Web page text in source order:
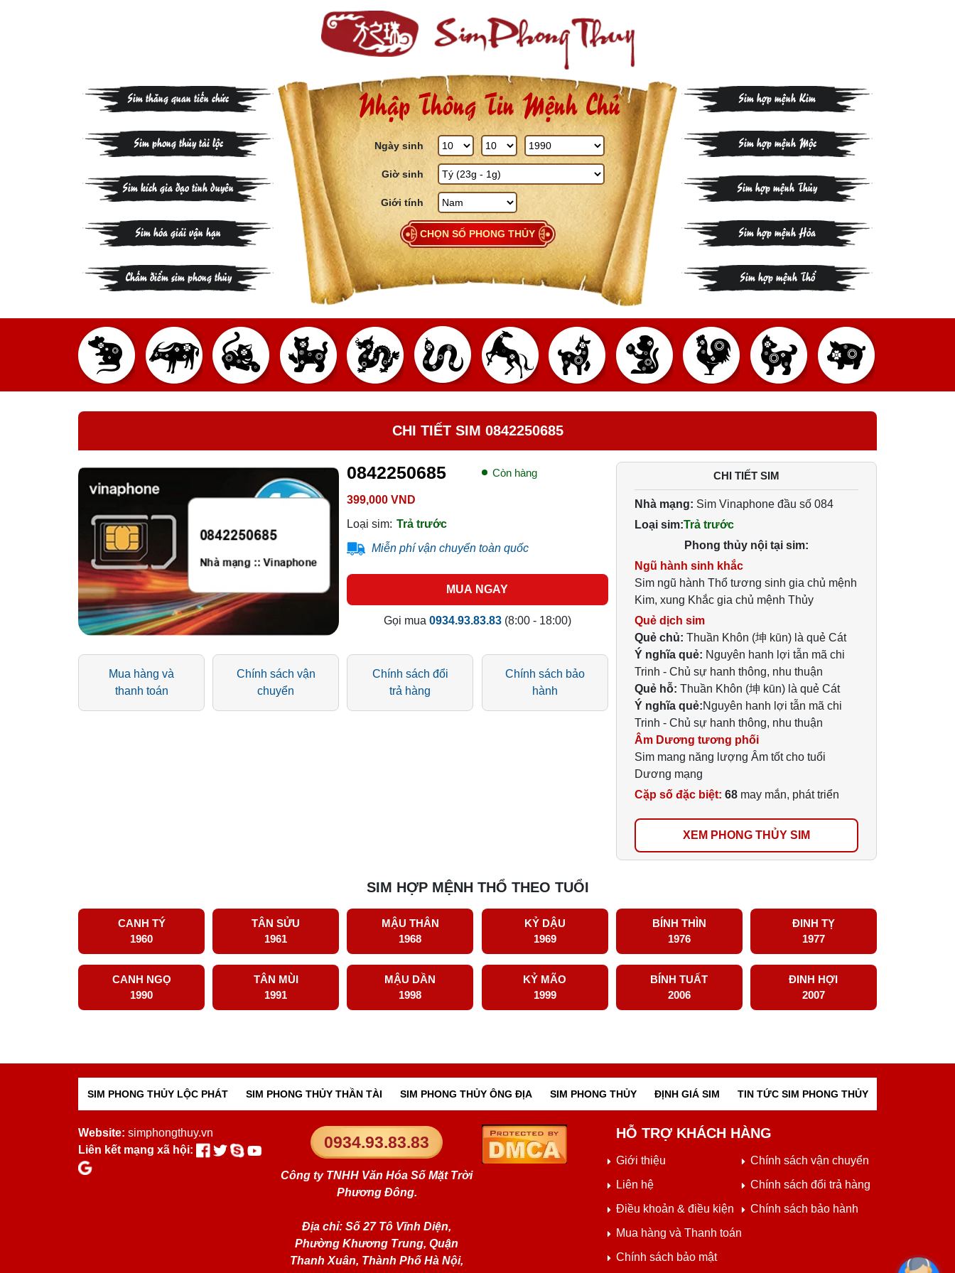
Sim thăng quan tiến chức
Sim phong thủy tài lộc
Sim kích gia đạo tình duyên
Sim hóa giải vận hạn
Chấm điểm sim phong thủy
Nhập Thông Tin Mệnh Chủ
Ngày sinh
Giờ sinh
Giới tính
CHỌN SỐ PHONG THỦY
Sim hợp mệnh Kim
Sim hợp mệnh Mộc
Sim hợp mệnh Thủy
Sim hợp mệnh Hỏa
Sim hợp mệnh Thổ
CHI TIẾT SIM 0842250685
0842250685 Còn hàng
399,000 VND
Loại sim: Trả trước
Miễn phí vận chuyển toàn quốc
MUA NGAY
Gọi mua 0934.93.83.83(8:00 - 18:00)
Mua hàng và
thanh toán
Chính sách vận
chuyển
Chính sách đổi
trả hàng
Chính sách bảo
hành
CHI TIẾT SIM
Nhà mạng: Sim Vinaphone đầu số 084
Loại sim:Trả trước
Phong thủy nội tại sim:
Ngũ hành sinh khắc
Sim ngũ hành Thổ tương sinh gia chủ mệnh
Kim, xung Khắc gia chủ mệnh Thủy
Quẻ dịch sim
Quẻ chủ: Thuần Khôn (坤 kūn) là quẻ Cát
Ý nghĩa quẻ: Nguyên hanh lợi tẫn mã chi
Trinh - Chủ sự hanh thông, nhu thuận
Quẻ hỗ: Thuần Khôn (坤 kūn) là quẻ Cát
Ý nghĩa quẻ:Nguyên hanh lợi tẫn mã chi
Trinh - Chủ sự hanh thông, nhu thuận
Âm Dương tương phối
Sim mang năng lượng Âm tốt cho tuổi
Dương mạng
Cặp số đặc biệt: 68may mắn, phát triển
XEM PHONG THỦY SIM
SIM HỢP MỆNH THỔ THEO TUỔI
CANH TÝ
1960
TÂN SỬU
1961
MẬU THÂN
1968
KỶ DẬU
1969
BÍNH THÌN
1976
ĐINH TỴ
1977
CANH NGỌ
1990
TÂN MÙI
1991
MẬU DẦN
1998
KỶ MÃO
1999
BÍNH TUẤT
2006
ĐINH HỢI
2007
SIM PHONG THỦY LỘC PHÁT SIM PHONG THỦY THẦN TÀI SIM PHONG THỦY ÔNG ĐỊA SIM PHONG THỦY ĐỊNH GIÁ SIM TIN TỨC SIM PHONG THỦY
Website: simphongthuy.vn
Liên kết mạng xã hội:
0934.93.83.83
Công ty TNHH Văn Hóa Số Mặt Trời
Phương Đông.
Địa chỉ: Số 27 Tô Vĩnh Diện,
Phường Khương Trung, Quận
Thanh Xuân, Thành Phố Hà Nội,
HỖ TRỢ KHÁCH HÀNG
Giới thiệu
Liên hệ
Điều khoản & điều kiện
Mua hàng và Thanh toán
Chính sách bảo mật
Chính sách vận chuyển
Chính sách đổi trả hàng
Chính sách bảo hành